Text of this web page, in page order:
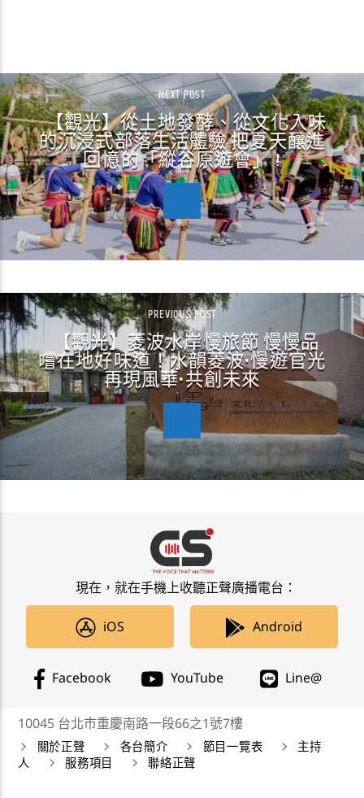
NEXT POST
【觀光】從土地發酵、從文化入味
的沉浸式部落生活體驗 把夏天釀進
回憶的「縱谷原遊會」 !
PREVIOUS POST
【觀光】菱波水岸慢旅節 慢慢品
嚐在地好味道！水韻菱波•慢遊官光
再現風華•共創未來
現在，就在手機上收聽正聲廣播電台：
iOS Android
Facebook YouTube Line@
10045 台北市重慶南路一段66之1號7樓
關於正聲
各台簡介 節目一覽表
主持
人
服務項目 聯絡正聲